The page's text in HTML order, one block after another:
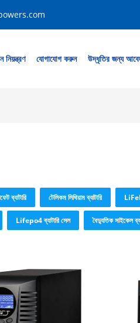
নিয়ন্ত্রণ যোগাযোগ করুন উদ্ধৃতির জন্য
ব্যাটারি টেলিকম লিথিয়াম ব্যাটারি
Lifepo4 ব্যাটারি সেল বৈদ্যুতিক সাইকেল